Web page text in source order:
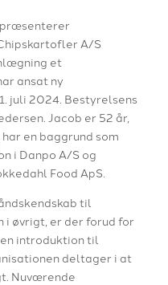
A/S
et
ansat ny
juli 2024. Bestyrelsens
Jacob er 52 år,
en baggrund som
i Danpo A/S og
Food ApS.
til
øvrigt, er der forud for
introduktion til
deltager i at
Nuværende